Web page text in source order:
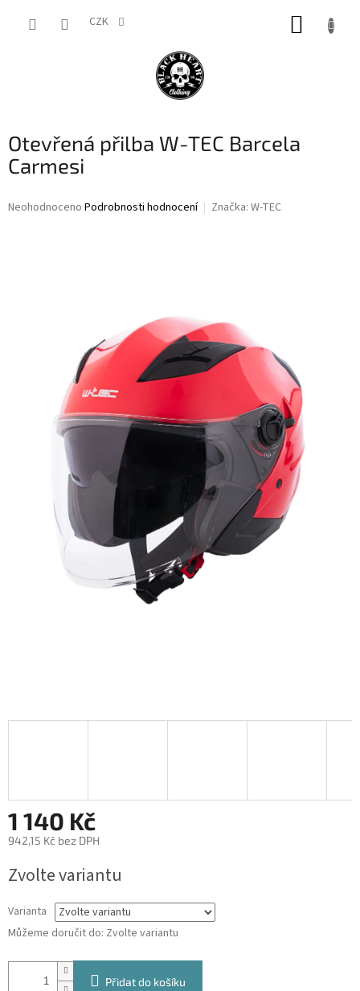
CZK
Otevřená přilba W-TEC Barcela
Carmesi
Průměrné
Neohodnoceno Podrobnosti hodnocení Značka: W-TEC
1 140 Kč
942,15 Kč bez DPH
cena:
Zvolte variantu
Varianta
Můžeme doručit do: Zvolte variantu
Přidat do košíku